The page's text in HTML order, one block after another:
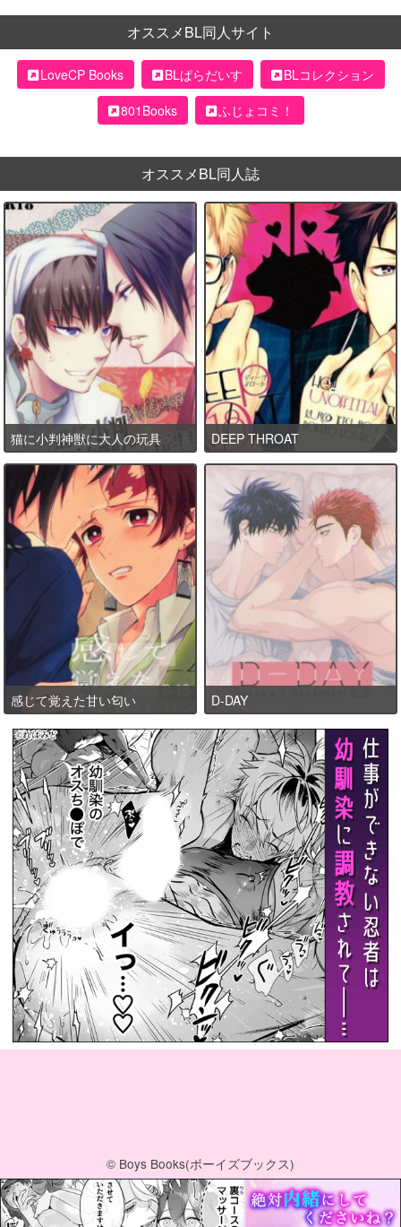
オススメBL同人サイト
LoveCP Books BLぱらだいす
BLコレクション
801Books
ふじょコミ！
オススメBL同人誌
猫に小判神獣に大人の玩具 DEEP THROAT
感じて覚えた甘い匂い D-DAY
© Boys Books(ボーイズブックス)